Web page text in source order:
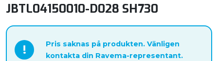
JBTL04150010-D028 SH730
!
Pris saknas på produkten. Vänligen
kontakta din Ravema-representant.